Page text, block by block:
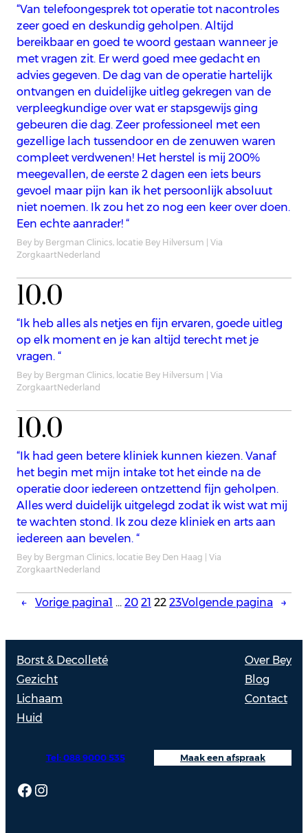
“Van telefoongesprek tot operatie tot nacontroles
zeer goed en deskundig geholpen. Altijd
bereikbaar en goed te woord gestaan wanneer je
met vragen zit. Er werd goed mee gedacht en
advies gegeven. De dag van de operatie hartelijk
ontvangen en duidelijke uitleg gekregen van de
verpleegkundige over wat er stapsgewijs ging
gebeuren die dag. Zeer professioneel met een
gezellige lach tussendoor en de zenuwen waren
compleet verdwenen! Het herstel is mij 200%
meegevallen, de eerste 2 dagen een iets beurs
gevoel maar pijn kan ik het persoonlijk absoluut
niet noemen. Ik zou het zo nog een keer over doen.
Een echte aanrader! “
Bey by Bergman Clinics, locatie Bey Hilversum | Via
ZorgkaartNederland
10.0
“Ik heb alles als netjes en fijn ervaren, goede uitleg
op elk moment en je kan altijd terecht met je
vragen. “
Bey by Bergman Clinics, locatie Bey Hilversum | Via
ZorgkaartNederland
10.0
“Ik had geen betere kliniek kunnen kiezen. Vanaf
het begin met mijn intake tot het einde na de
operatie door iedereen ontzettend fijn geholpen.
Alles werd duidelijk uitgelegd zodat ik wist wat mij
te wachten stond. Ik zou deze kliniek en arts aan
iedereen aan bevelen. “
Bey by Bergman Clinics, locatie Bey Den Haag | Via
ZorgkaartNederland
← Vorige pagina1 … 20 21 22 23Volgende pagina →
Borst & Decolleté
Gezicht
Lichaam
Huid
Over Bey
Blog
Contact
Facebook
Instagram
Maak een afspraak
Tel: 088 9000 535